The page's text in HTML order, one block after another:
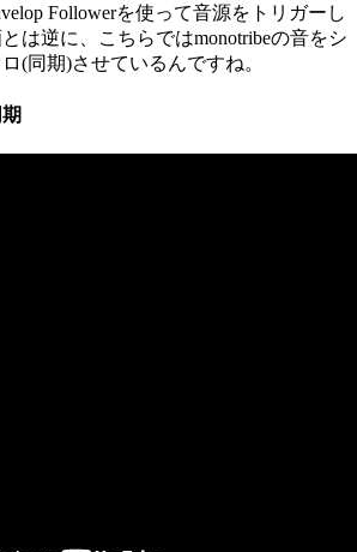
Followerを使って音源をトリガーし
は逆に、こちらではmonotribeの音をシ
(同期)させているんですね。